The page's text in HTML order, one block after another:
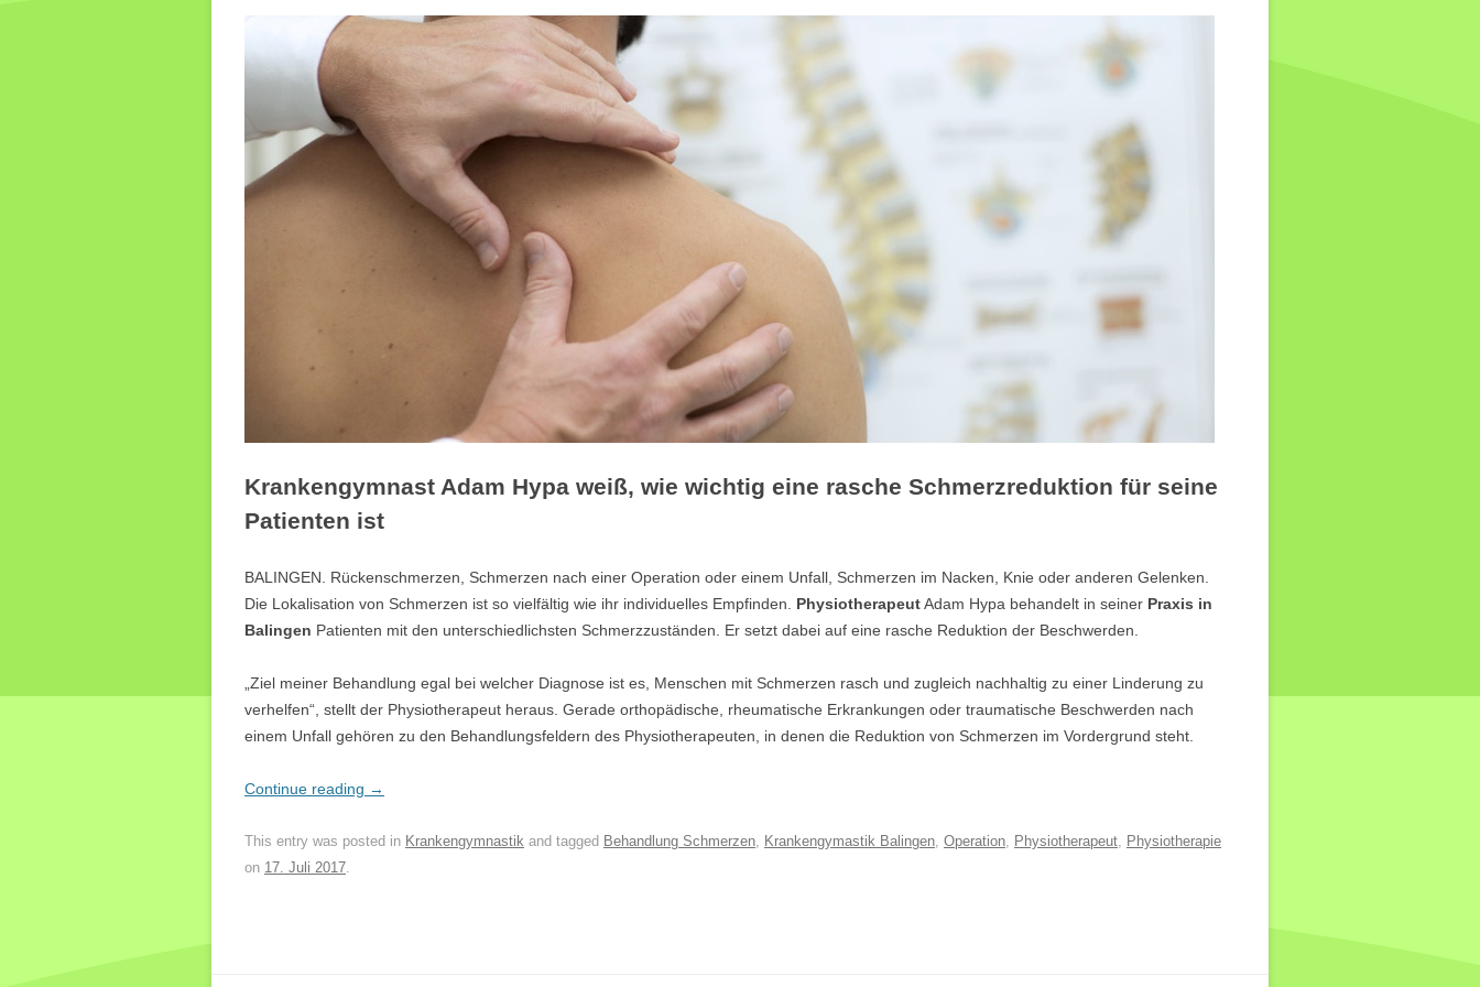
Slacklinen in der
Neurorehabilitation
Beckenbodengymnastik
Therapie auf
Elektrobehandlungen
Wärmetherapie
Krankengymnast Adam Hypa weiß, wie wichtig eine rasche Schmerzreduktion für seine
Patienten ist
BALINGEN. Rückenschmerzen, Schmerzen nach einer Operation oder einem Unfall, Schmerzen im Nacken, Knie oder anderen Gelenken.
Die Lokalisation von Schmerzen ist so vielfältig wie ihr individuelles Empfinden. PhysiotherapeutAdam Hypa behandelt in seiner Praxis in
Balingen Patienten mit den unterschiedlichsten Schmerzzuständen. Er setzt dabei auf eine rasche Reduktion der Beschwerden.
„Ziel meiner Behandlung egal bei welcher Diagnose ist es, Menschen mit Schmerzen rasch und zugleich nachhaltig zu einer Linderung zu
verhelfen“, stellt der Physiotherapeut heraus. Gerade orthopädische, rheumatische Erkrankungen oder traumatische Beschwerden nach
einem Unfall gehören zu den Behandlungsfeldern des Physiotherapeuten, in denen die Reduktion von Schmerzen im Vordergrund steht.
Continue reading →
This entry was posted in Krankengymnastik and tagged Behandlung Schmerzen, Krankengymastik Balingen, Operation, Physiotherapeut, Physiotherapie
on 17. Juli 2017.